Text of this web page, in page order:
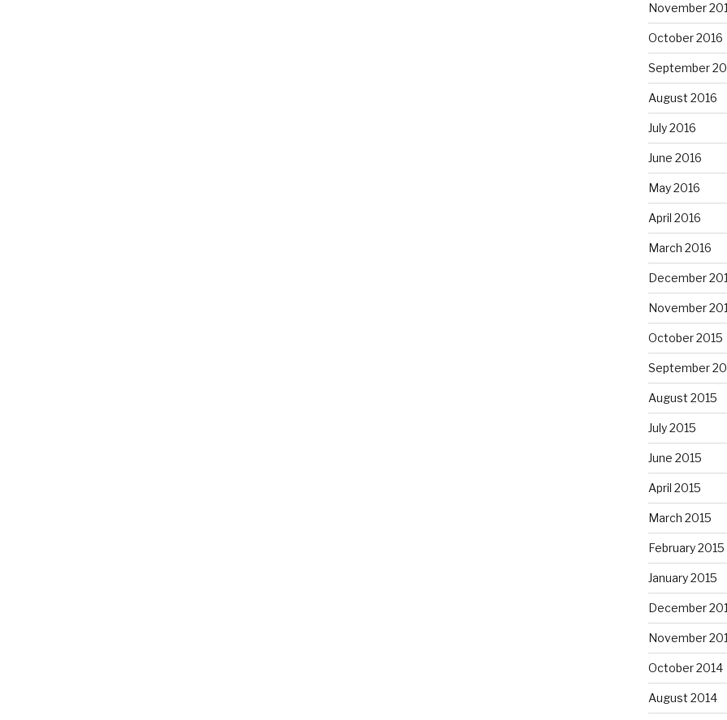
November
October 2016
September
August 2016
July 2016
June 2016
May 2016
April 2016
March 2016
December
November
October 2015
September
August 2015
July 2015
June 2015
April 2015
March 2015
February 2015
January 2015
December
November
October 2014
August 2014